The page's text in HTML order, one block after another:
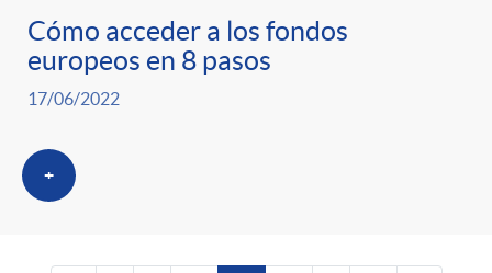
Cómo acceder a los fondos
europeos en 8 pasos
17/06/2022
+